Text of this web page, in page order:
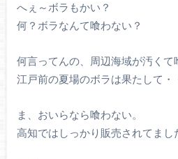
へぇ～ボラもかい？
何？ボラなんて喰わない？
何言ってんの、周辺海域が汚くて
江戸前の夏場のボラは果たして・
ま、おいらなら喰わない。
高知ではしっかり販売されてまし